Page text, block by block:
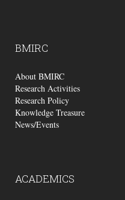
BMIRC
About BMIRC
Research Activities
Research Policy
Knowledge Treasure
News/Events
ACADEMICS